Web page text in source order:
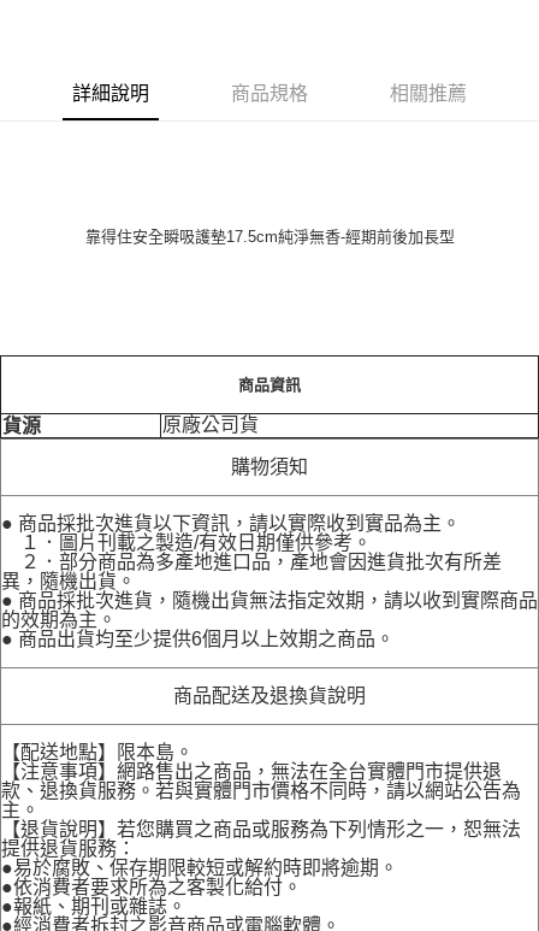
7-11取貨付款［需3-5個工作天不含預購商品］
每筆NT$70，滿NT$499(含以上)免運費
詳細說明 商品規格 相關推薦
靠得住安全瞬吸護墊17.5cm純淨無香-經期前後加長型
商品資訊
貨源 原廠公司貨
購物須知
● 商品採批次進貨以下資訊，請以實際收到實品為主。
１．圖片刊載之製造/有效日期僅供參考。
２．部分商品為多產地進口品，產地會因進貨批次有所差
異，隨機出貨。
● 商品採批次進貨，隨機出貨無法指定效期，請以收到實際商品
的效期為主。
● 商品出貨均至少提供6個月以上效期之商品。
商品配送及退換貨說明
【配送地點】限本島。
【注意事項】網路售出之商品，無法在全台實體門市提供退
款、退換貨服務。若與實體門市價格不同時，請以網站公告為
主。
【退貨說明】若您購買之商品或服務為下列情形之一，恕無法
提供退貨服務：
●易於腐敗、保存期限較短或解約時即將逾期。
●依消費者要求所為之客製化給付。
●報紙、期刊或雜誌。
●經消費者拆封之影音商品或電腦軟體。